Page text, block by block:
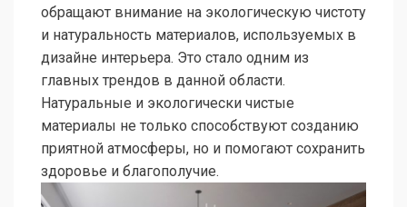
обращают внимание на экологическую чистоту
и натуральность материалов, используемых в
дизайне интерьера. Это стало одним из
главных трендов в данной области.
Натуральные и экологически чистые
материалы не только способствуют созданию
приятной атмосферы, но и помогают сохранить
здоровье и благополучие.